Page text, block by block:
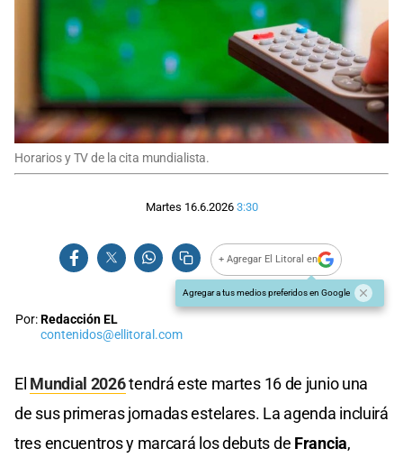
Horarios y TV de la cita mundialista.
Martes 16.6.2026 3:30
+ Agregar El Litoral en
Agregar a tus medios preferidos en Google
Por:Redacción EL
contenidos@ellitoral.com
El Mundial 2026tendrá este martes 16 de junio una
de sus primeras jornadas estelares. La agenda incluirá
tres encuentros y marcará los debuts de Francia,